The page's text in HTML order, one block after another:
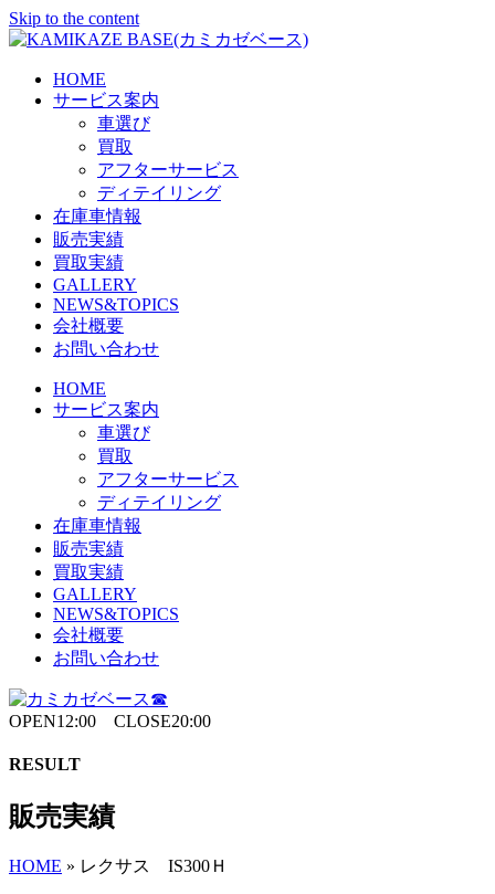
Skip to the content
HOME
サービス案内
車選び
買取
アフターサービス
ディテイリング
在庫車情報
販売実績
買取実績
GALLERY
NEWS&TOPICS
会社概要
お問い合わせ
HOME
サービス案内
車選び
買取
アフターサービス
ディテイリング
在庫車情報
販売実績
買取実績
GALLERY
NEWS&TOPICS
会社概要
お問い合わせ
OPEN12:00 CLOSE20:00
RESULT
販売実績
HOME » レクサス IS300Ｈ